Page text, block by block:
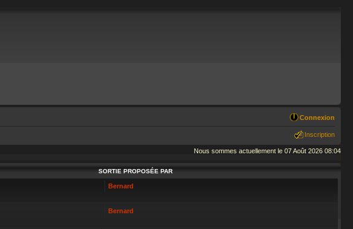
Connexion
Inscription
Nous sommes actuellement le 07 Août 2026 08:04
SORTIE PROPOSÉE PAR
Bernard
Bernard